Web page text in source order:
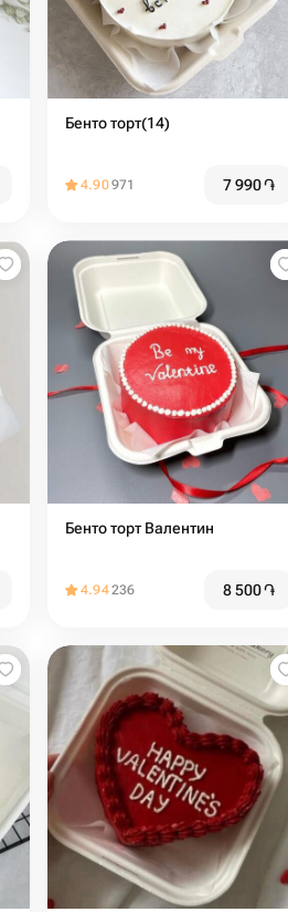
Бенто торт(14)
4.90971 7 990֏
Бенто торт Валентин
4.94236 8 500֏